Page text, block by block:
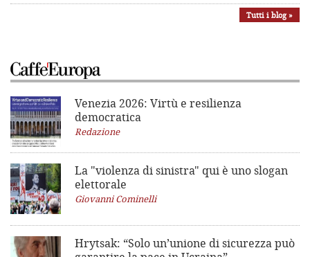
Tutti i blog »
Venezia 2026: Virtù e resilienza
democratica
Redazione
La "violenza di sinistra" qui è uno slogan
elettorale
Giovanni Cominelli
Hrytsak: “Solo un’unione di sicurezza può